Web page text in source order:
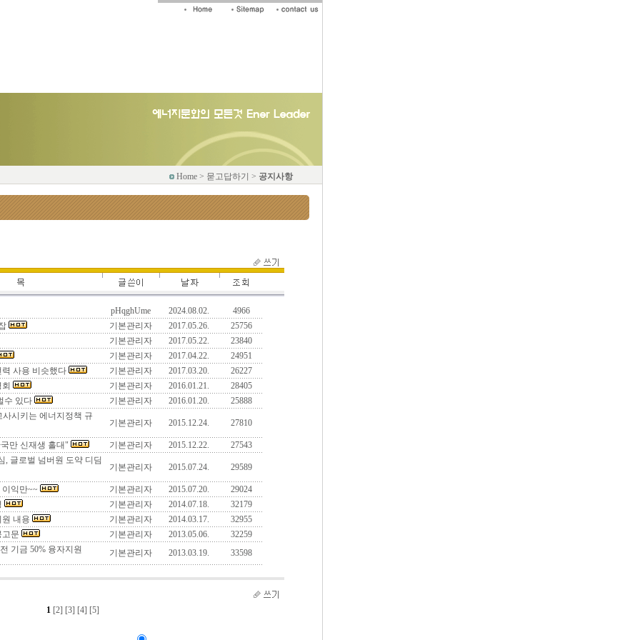
Home > 묻고답하기 > 공지사항
pHqghUme 2024.08.02.
4966
기본관리자 2017.05.26.
25756
기본관리자
2017.05.22.
23840
기본관리자
2017.04.22.
24951
사용 비슷했다
기본관리자 2017.03.20.
26227
기본관리자 2016.01.21.
28405
수 있다
기본관리자 2016.01.20.
25888
시키는 에너지정책 규
기본관리자 2015.12.24. 27810
만 신재생 홀대" 기본관리자 2015.12.22.
27543
, 글로벌 넘버원 도약 디딤
기본관리자 2015.07.24. 29589
익만~~ 기본관리자 2015.07.20.
29024
기본관리자 2014.07.18.
32179
내용
기본관리자 2014.03.17.
32955
문
기본관리자 2013.05.06.
32259
기금 50% 융자지원
기본관리자 2013.03.19. 33598
1 [2] [3] [4] [5]